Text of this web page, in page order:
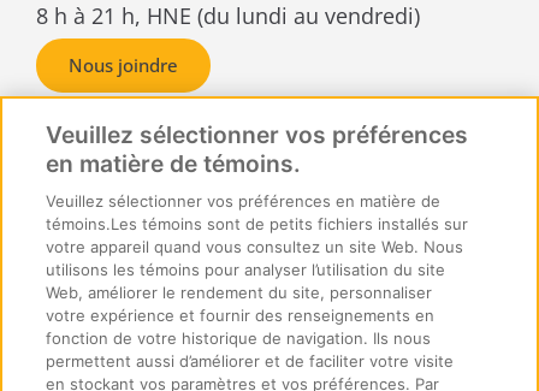
8 h à 21 h, HNE (du lundi au vendredi)
Nous joindre
Demandes de règlement ou
reçus
SécurIndemnité Inc.
C.P. Box 6500, succursale A,
Sudbury, Ontario
P3A 5N5
Veuillez sélectionner vos préférences
en matière de témoins.
Veuillez sélectionner vos préférences en matière de
témoins.Les témoins sont de petits fichiers installés sur
votre appareil quand vous consultez un site Web. Nous
utilisons les témoins pour analyser l’utilisation du site
Web, améliorer le rendement du site, personnaliser
votre expérience et fournir des renseignements en
fonction de votre historique de navigation. Ils nous
permettent aussi d’améliorer et de faciliter votre visite
en stockant vos paramètres et vos préférences. Par